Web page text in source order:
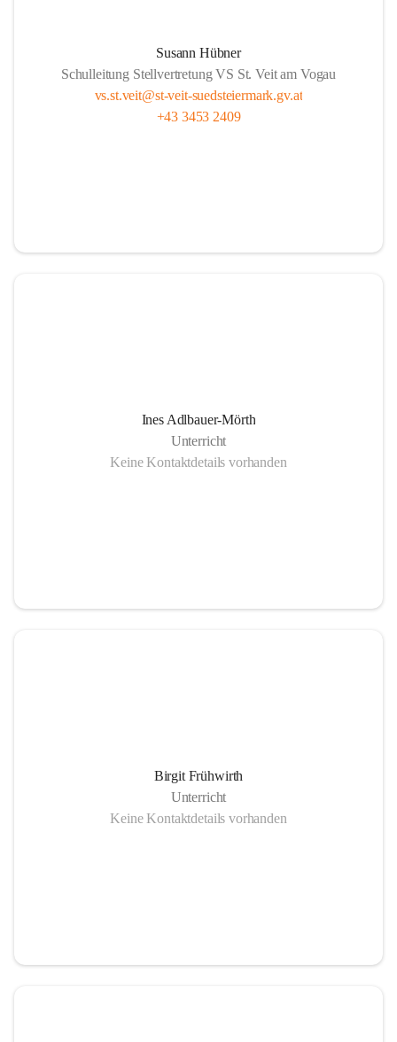
Susann Hübner
Schulleitung Stellvertretung VS St. Veit am Vogau
vs.st.veit@st-veit-suedsteiermark.gv.at
+43 3453 2409
Ines Adlbauer-Mörth
Unterricht
Keine Kontaktdetails vorhanden
Birgit Frühwirth
Unterricht
Keine Kontaktdetails vorhanden